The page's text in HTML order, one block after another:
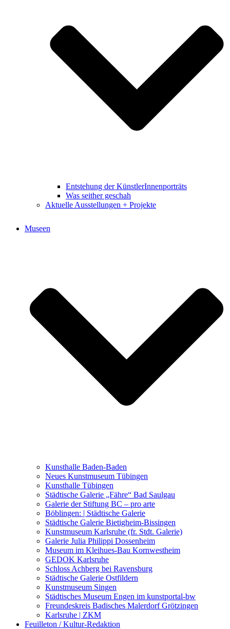
Entstehung der KünstlerInnenporträts
Was seither geschah
Aktuelle Ausstellungen + Projekte
Was seither geschah
Kunstwettbewerbe, Ausschreibungen für Künstler
Museen
Kunsthalle Baden-Baden
Neues Kunstmuseum Tübingen
Kunsthalle Tübingen
Städtische Galerie „Fähre“ Bad Saulgau
Galerie der Stiftung BC – pro arte
Böblingen: | Städtische Galerie
Städtische Galerie Bietigheim-Bissingen
Kunstmuseum Karlsruhe (fr. Stdt. Galerie)
Galerie Julia Philippi Dossenheim
Museum im Kleihues-Bau Kornwestheim
GEDOK Karlsruhe
Schloss Achberg bei Ravensburg
Städtische Galerie Ostfildern
Kunstmuseum Singen
Städtisches Museum Engen im kunstportal-bw
Freundeskreis Badisches Malerdorf Grötzingen
Karlsruhe | ZKM
Feuilleton / Kultur-Redaktion